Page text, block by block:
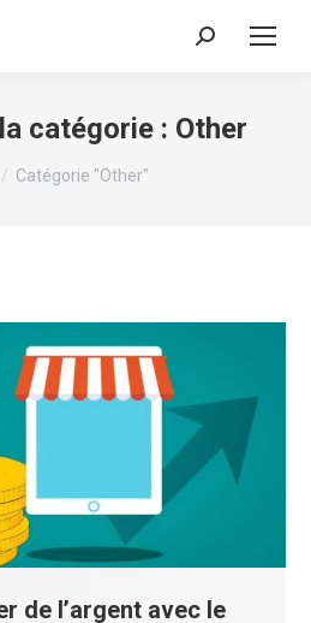
Recherche
catégorie : Other
ici :
Catégorie "Other"
de l’argent avec le